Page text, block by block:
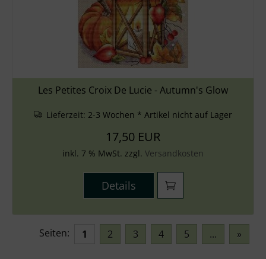
Les Petites Croix De Lucie - Autumn's Glow
Lieferzeit: 2-3 Wochen * Artikel nicht auf Lager
17,50 EUR
inkl. 7 % MwSt. zzgl. Versandkosten
Details
Seiten: 1 2 3 4 5 ... »